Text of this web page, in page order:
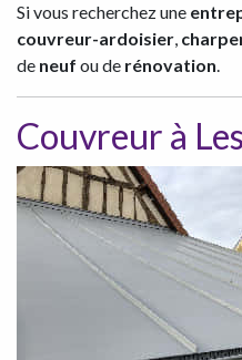
Si vous recherchez une
couvreur-ardoisier,
de neuf ou de rénovation.
Couvreur à